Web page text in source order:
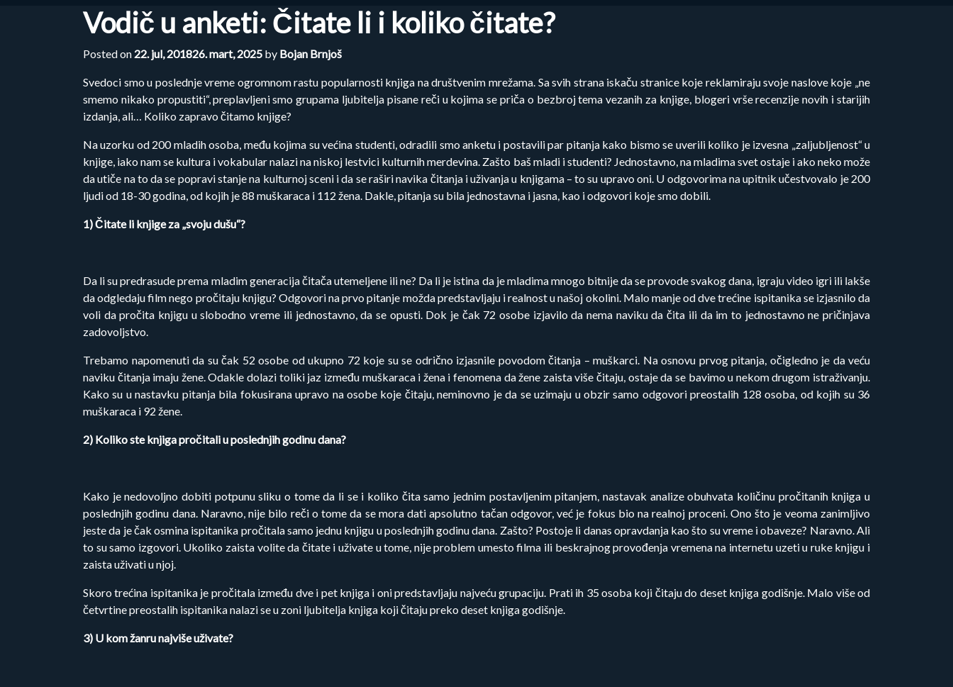
Vodič u anketi: Čitate li i koliko čitate?
Posted on 22. jul, 201826. mart, 2025 by Bojan Brnjoš
Svedoci smo u poslednje vreme ogromnom rastu popularnosti knjiga na društvenim mrežama. Sa svih strana iskaču stranice koje reklamiraju svoje naslove koje „ne
smemo nikako propustiti“, preplavljeni smo grupama ljubitelja pisane reči u kojima se priča o bezbroj tema vezanih za knjige, blogeri vrše recenzije novih i starijih
izdanja, ali… Koliko zapravo čitamo knjige?
Na uzorku od 200 mladih osoba, među kojima su većina studenti, odradili smo anketu i postavili par pitanja kako bismo se uverili koliko je izvesna „zaljubljenost“ u
knjige, iako nam se kultura i vokabular nalazi na niskoj lestvici kulturnih merdevina. Zašto baš mladi i studenti? Jednostavno, na mladima svet ostaje i ako neko može
da utiče na to da se popravi stanje na kulturnoj sceni i da se raširi navika čitanja i uživanja u knjigama – to su upravo oni. U odgovorima na upitnik učestvovalo je 200
ljudi od 18-30 godina, od kojih je 88 muškaraca i 112 žena. Dakle, pitanja su bila jednostavna i jasna, kao i odgovori koje smo dobili.
1) Čitate li knjige za „svoju dušu“?
Da li su predrasude prema mladim generacija čitača utemeljene ili ne? Da li je istina da je mladima mnogo bitnije da se provode svakog dana, igraju video igri ili lakše
da odgledaju film nego pročitaju knjigu? Odgovori na prvo pitanje možda predstavljaju i realnost u našoj okolini. Malo manje od dve trećine ispitanika se izjasnilo da
voli da pročita knjigu u slobodno vreme ili jednostavno, da se opusti. Dok je čak 72 osobe izjavilo da nema naviku da čita ili da im to jednostavno ne pričinjava
zadovoljstvo.
Trebamo napomenuti da su čak 52 osobe od ukupno 72 koje su se odrično izjasnile povodom čitanja – muškarci. Na osnovu prvog pitanja, očigledno je da veću
naviku čitanja imaju žene. Odakle dolazi toliki jaz između muškaraca i žena i fenomena da žene zaista više čitaju, ostaje da se bavimo u nekom drugom istraživanju.
Kako su u nastavku pitanja bila fokusirana upravo na osobe koje čitaju, neminovno je da se uzimaju u obzir samo odgovori preostalih 128 osoba, od kojih su 36
muškaraca i 92 žene.
2) Koliko ste knjiga pročitali u poslednjih godinu dana?
Kako je nedovoljno dobiti potpunu sliku o tome da li se i koliko čita samo jednim postavljenim pitanjem, nastavak analize obuhvata količinu pročitanih knjiga u
poslednjih godinu dana. Naravno, nije bilo reči o tome da se mora dati apsolutno tačan odgovor, već je fokus bio na realnoj proceni. Ono što je veoma zanimljivo
jeste da je čak osmina ispitanika pročitala samo jednu knjigu u poslednjih godinu dana. Zašto? Postoje li danas opravdanja kao što su vreme i obaveze? Naravno. Ali
to su samo izgovori. Ukoliko zaista volite da čitate i uživate u tome, nije problem umesto filma ili beskrajnog provođenja vremena na internetu uzeti u ruke knjigu i
zaista uživati u njoj.
Skoro trećina ispitanika je pročitala između dve i pet knjiga i oni predstavljaju najveću grupaciju. Prati ih 35 osoba koji čitaju do deset knjiga godišnje. Malo više od
četvrtine preostalih ispitanika nalazi se u zoni ljubitelja knjiga koji čitaju preko deset knjiga godišnje.
3) U kom žanru najviše uživate?